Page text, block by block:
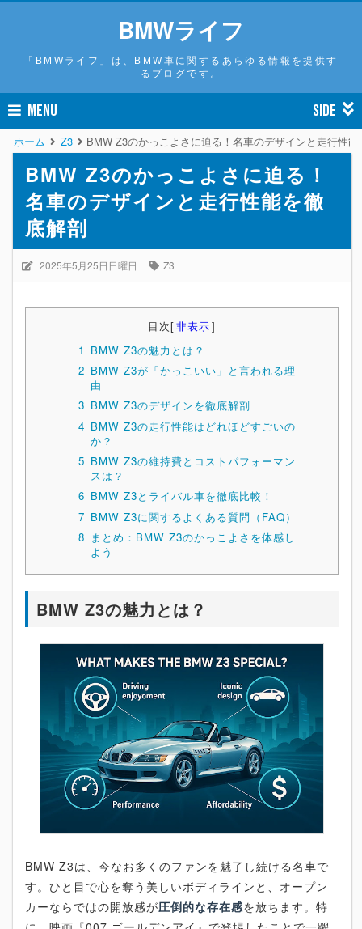
BMWライフ
「BMWライフ」は、BMW車に関するあらゆる情報を提供す
るブログです。
MENU SIDE
ホーム Z3 BMW Z3のかっこよさに迫る！名車のデザインと走行性
BMW Z3のかっこよさに迫る！
名車のデザインと走行性能を徹
底解剖
2025年5月25日日曜日 Z3
目次[非表示]
1 BMW Z3の魅力とは？
2 BMW Z3が「かっこいい」と言われる理
由
3 BMW Z3のデザインを徹底解剖
4 BMW Z3の走行性能はどれほどすごいの
か？
5 BMW Z3の維持費とコストパフォーマン
スは？
6 BMW Z3とライバル車を徹底比較！
7 BMW Z3に関するよくある質問（FAQ）
8 まとめ：BMW Z3のかっこよさを体感し
よう
BMW Z3の魅力とは？
BMW Z3は、今なお多くのファンを魅了し続ける名車で
す。ひと目で心を奪う美しいボディラインと、オープン
カーならではの開放感が圧倒的な存在感を放ちます。特